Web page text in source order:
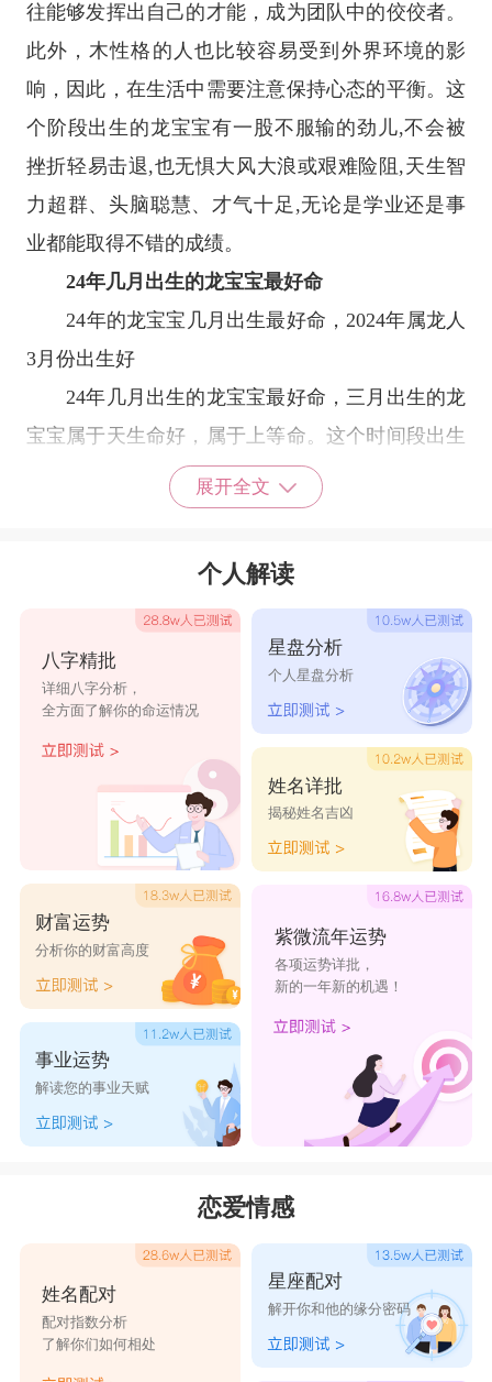
往能够发挥出自己的才能，成为团队中的佼佼者。
此外，木性格的人也比较容易受到外界环境的影
响，因此，在生活中需要注意保持心态的平衡。这
个阶段出生的龙宝宝有一股不服输的劲儿,不会被
挫折轻易击退,也无惧大风大浪或艰难险阻,天生智
力超群、头脑聪慧、才气十足,无论是学业还是事
业都能取得不错的成绩。
24年几月出生的龙宝宝最好命
24年的龙宝宝几月出生最好命，2024年属龙人
3月份出生好
24年几月出生的龙宝宝最好命，三月出生的龙
宝宝属于天生命好，属于上等命。这个时间段出生
的生肖龙从小就聪明伶俐，学习方面不需要付出太
多就能取得好成绩，最后成为学校里面的学霸。进
系和谐，会得到领导的认可，待人接物方面得当，
跟同事领导关系和谐，容易得到大家的认可。在奋
斗的路上可能会遇到一些困扰，但生肖龙拥有不服
输的精神，会在无形中将压力转化为动力，最后成
就一番事业。
24年的龙宝宝几月出生最好命，2024年属龙人
5月份出生好
24年几月出生的龙宝宝最好命，这个月份出生
的属龙宝宝，本身就是含着金汤匙长大的，爷爷奶
奶或者爸爸妈妈，可能是比较厉害，或者是很有钱
的人。小时候他们和其他孩子的童年相比，是完全
不同的，能够接触到很多优势资源，包括看病、求
学等等，都会走得很轻松。长大之后，他们不管做
什么事情，都可以得到父母的鼎力相助，包括寻找
人生伴侣、开拓广阔职场前景等等，根本就不需要
一辈子都望尘莫及的东西。
24年的龙宝宝几月出生最好命，2024年属龙人
6月份出生好
24年几月出生的龙宝宝最好命，这个月份出生
的属龙宝宝，他们拥有远大的理想和目标，吃苦耐
展开全文
个人解读
八字精批
详细八字分析，
全方面了解你的命运情况
财富运势
分析你的财富高度
事业运势
解读您的事业天赋
星盘分析
个人星盘分析
姓名详批
揭秘姓名吉凶
紫微流年运势
各项运势详批，
新的一年新的机遇！
恋爱情感
姓名配对
配对指数分析
了解你们如何相处
星座配对
解开你和他的缘分密码